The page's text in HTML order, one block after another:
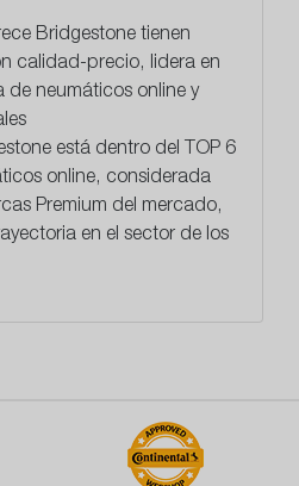
Bridgestone tienen
calidad-precio, lidera en
de neumáticos online y
está dentro del TOP 6
online, considerada
Premium del mercado,
en el sector de los